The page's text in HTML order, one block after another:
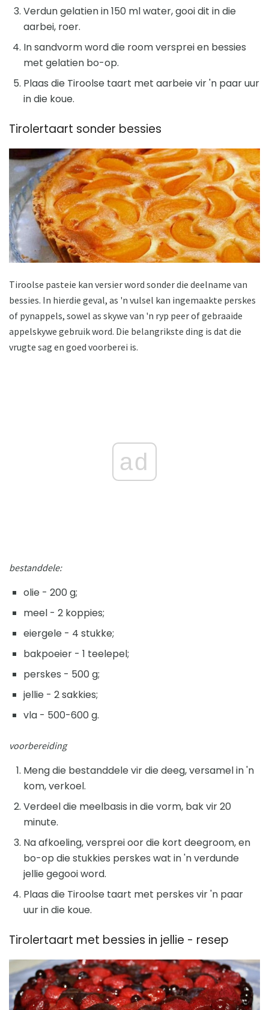
Verdun gelatien in 150 ml water, gooi dit in die
aarbei, roer.
In sandvorm word die room versprei en bessies
met gelatien bo-op.
Plaas die Tiroolse taart met aarbeie vir 'n paar uur
in die koue.
Tirolertaart sonder bessies
Tiroolse pasteie kan versier word sonder die deelname van
bessies. In hierdie geval, as 'n vulsel kan ingemaakte perskes
of pynappels, sowel as skywe van 'n ryp peer of gebraaide
appelskywe gebruik word. Die belangrikste ding is dat die
vrugte sag en goed voorberei is.
ad
bestanddele:
olie - 200 g;
meel - 2 koppies;
eiergele - 4 stukke;
bakpoeier - 1 teelepel;
perskes - 500 g;
jellie - 2 sakkies;
vla - 500-600 g.
voorbereiding
Meng die bestanddele vir die deeg, versamel in 'n
kom, verkoel.
Verdeel die meelbasis in die vorm, bak vir 20
minute.
Na afkoeling, versprei oor die kort deegroom, en
bo-op die stukkies perskes wat in 'n verdunde
jellie gegooi word.
Plaas die Tiroolse taart met perskes vir 'n paar
uur in die koue.
Tirolertaart met bessies in jellie - resep